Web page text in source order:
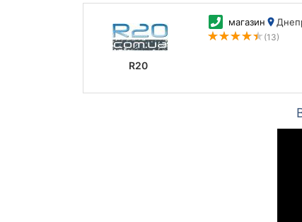
R20
магазин
(13)